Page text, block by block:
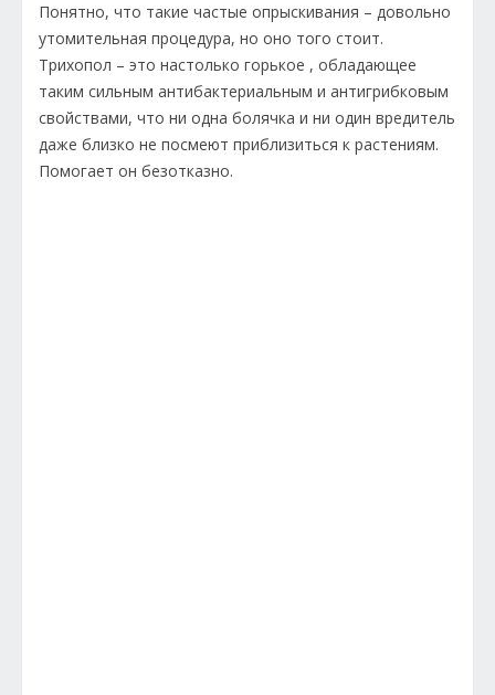
Понятно, что такие частые опрыскивания – довольно
утомительная процедура, но оно того стоит.
Трихопол – это настолько горькое , обладающее
таким сильным антибактериальным и антигрибковым
свойствами, что ни одна болячка и ни один вредитель
даже близко не посмеют приблизиться к растениям.
Помогает он безотказно.